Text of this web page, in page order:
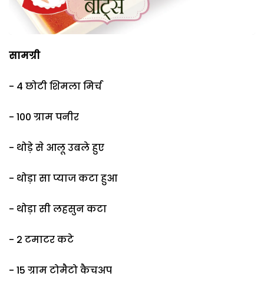
सामग्री
- 4 छोटी शिमला मिर्च
- 100 ग्राम पनीर
- थोड़े से आलू उबले हुए
- थोड़ा सा प्याज कटा हुआ
- थोड़ा सी लहसुन कटा
- 2 टमाटर कटे
- 15 ग्राम टोमैटो कैचअप